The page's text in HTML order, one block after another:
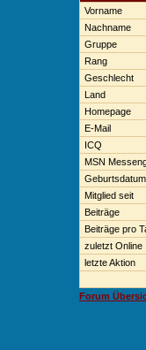
Vorname
Nachname
Gruppe
Rang
Geschlecht
Land
Homepage
E-Mail
ICQ
MSN
Geburtsdatum
Mitglied seit
Beiträge
Beiträge pro
zuletzt Online
letzte Aktion
Forum